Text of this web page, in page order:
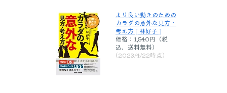
より良い動きのための
カラダの意外な見方・
考え方 [ 林好子 ]
価格：1,540円（税
込、送料無料)
(2023/4/22時点)